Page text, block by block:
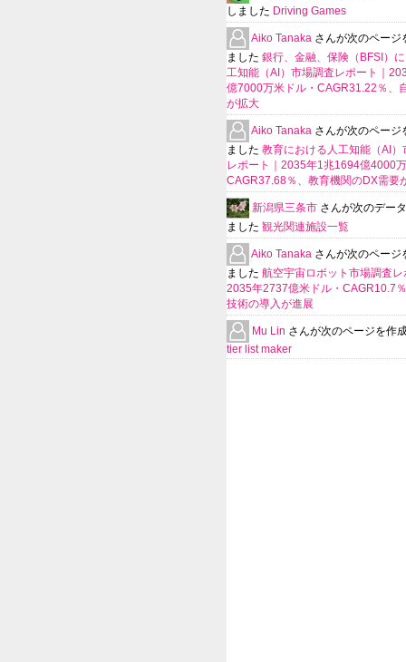
しました Driving Games
Aiko Tanaka さんが次のページ
ました 銀行、金融、保険（BFSI）
工知能（AI）市場調査レポート｜
億7000万米ドル・CAGR31.22％、
が拡大
Aiko Tanaka さんが次のページ
ました 教育における人工知能（AI）
レポート｜2035年1兆1694億4000
CAGR37.68％、教育機関のDX需要
新潟県三条市 さんが次のデー
ました 観光関連施設一覧
Aiko Tanaka さんが次のページ
ました 航空宇宙ロボット市場調査レ
2035年2737億米ドル・CAGR10.7
技術の導入が進展
Mu Lin さんが次のページを作
tier list maker